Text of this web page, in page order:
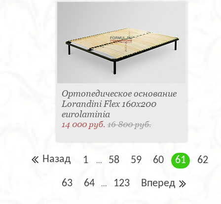
Ортопедическое основание
Lorandini Flex 160x200
eurolaminia
14 000 руб.16 800 руб.
Назад 1 ... 58 59 60 61 62
63 64 ... 123 Вперед